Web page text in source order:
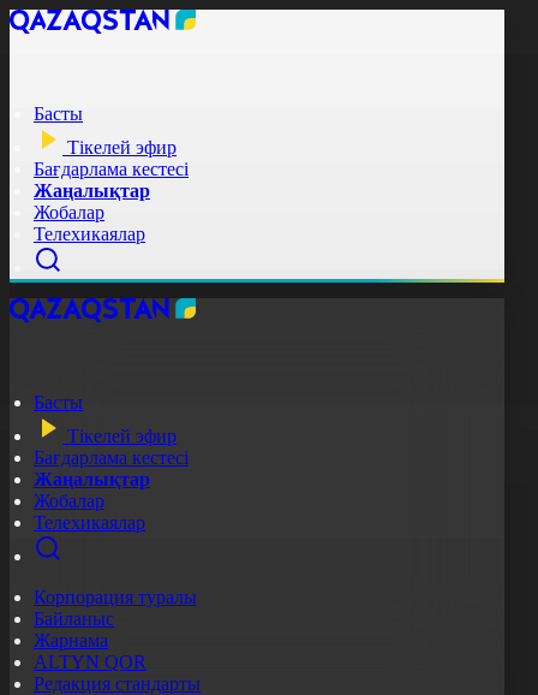
Басты
Тікелей эфир
Бағдарлама кестесі
Жаңалықтар
Жобалар
Телехикаялар
Басты
Тікелей эфир
Бағдарлама кестесі
Жаңалықтар
Жобалар
Телехикаялар
Корпорация туралы
Байланыс
Жарнама
ALTYN QOR
Редакция стандарты